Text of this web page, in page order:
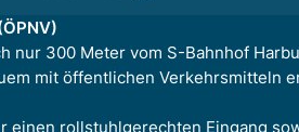
nur 300 Meter vom S-Bahnhof
mit öffentlichen Verkehrsmitteln
einen rollstuhlgerechten Eingang